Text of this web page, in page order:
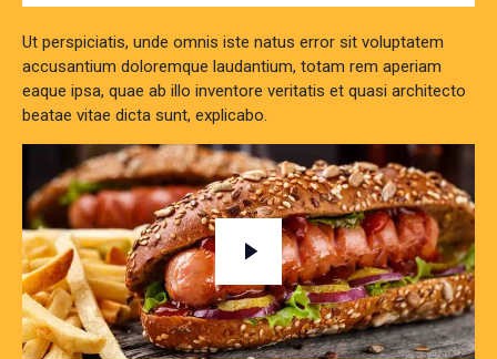
Ut perspiciatis, unde omnis iste natus error sit voluptatem
accusantium doloremque laudantium, totam rem aperiam
eaque ipsa, quae ab illo inventore veritatis et quasi architecto
beatae vitae dicta sunt, explicabo.